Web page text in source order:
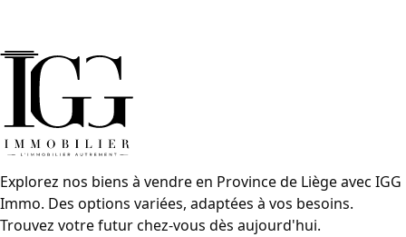
Explorez nos biens à vendre en Province de Liège avec IGG
Immo. Des options variées, adaptées à vos besoins.
Trouvez votre futur chez-vous dès aujourd'hui.